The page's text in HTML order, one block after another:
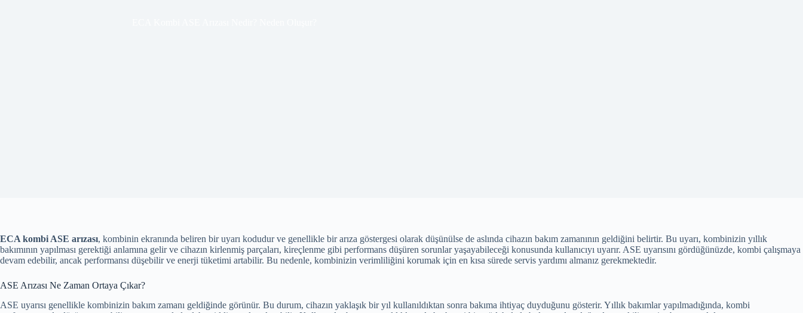
ECA kombi ASE arızası, kombinin ekranında beliren bir uyarı kodudur ve genellikle bir arıza göstergesi olarak düşünülse de aslında cihazın bakım zamanının geldiğini belirtir. Bu uyarı, kombinizin yıllık
bakımının yapılması gerektiği anlamına gelir ve cihazın kirlenmiş parçaları, kireçlenme gibi performans düşüren sorunlar yaşayabileceği konusunda kullanıcıyı uyarır. ASE uyarısını gördüğünüzde, kombi çalışmaya
devam edebilir, ancak performansı düşebilir ve enerji tüketimi artabilir. Bu nedenle, kombinizin verimliliğini korumak için en kısa sürede servis yardımı almanız gerekmektedir.
ASE Arızası Ne Zaman Ortaya Çıkar?
ASE uyarısı genellikle kombinizin bakım zamanı geldiğinde görünür. Bu durum, cihazın yaklaşık bir yıl kullanıldıktan sonra bakıma ihtiyaç duyduğunu gösterir. Yıllık bakımlar yapılmadığında, kombi